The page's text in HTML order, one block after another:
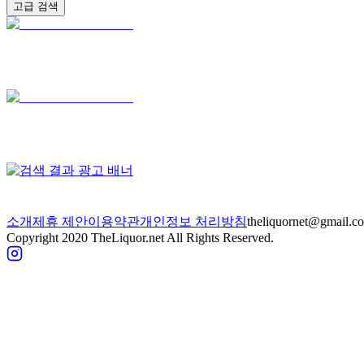
고급 검색
소개제휴 제안이용약관개인정보 처리방침
Copyright 2020 TheLiquor.net All Rights Reserved.